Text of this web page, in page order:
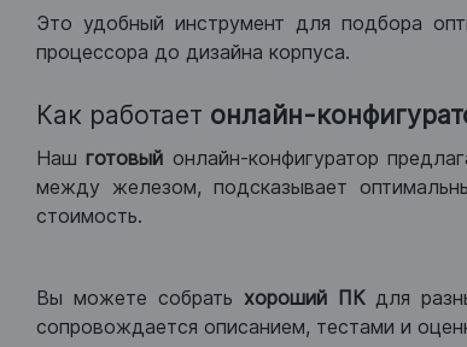
Это удобный инструмент для подбора
процессора до дизайна корпуса.
Как работает онлайн-
Нашготовый онлайн-конфигуратор
между железом, подсказывает
стоимость.
Вы можете собрать хороший ПКдля
сопровождается описанием, тестами и